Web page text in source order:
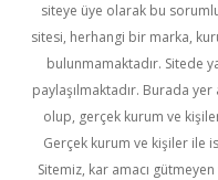
siteye üye olarak bu
sitesi, herhangi bir marka,
bulunmamaktadır. Sitede
paylaşılmaktadır. Burada
olup, gerçek kurum ve
Gerçek kurum ve kişiler ile
Sitemiz, kar amacı